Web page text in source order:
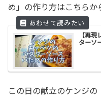
め」の作り方はこちらか
【再
ターソ
この日の献立のケンジ